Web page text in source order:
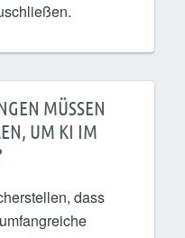
MÜSSEN
UM KI IM
dass